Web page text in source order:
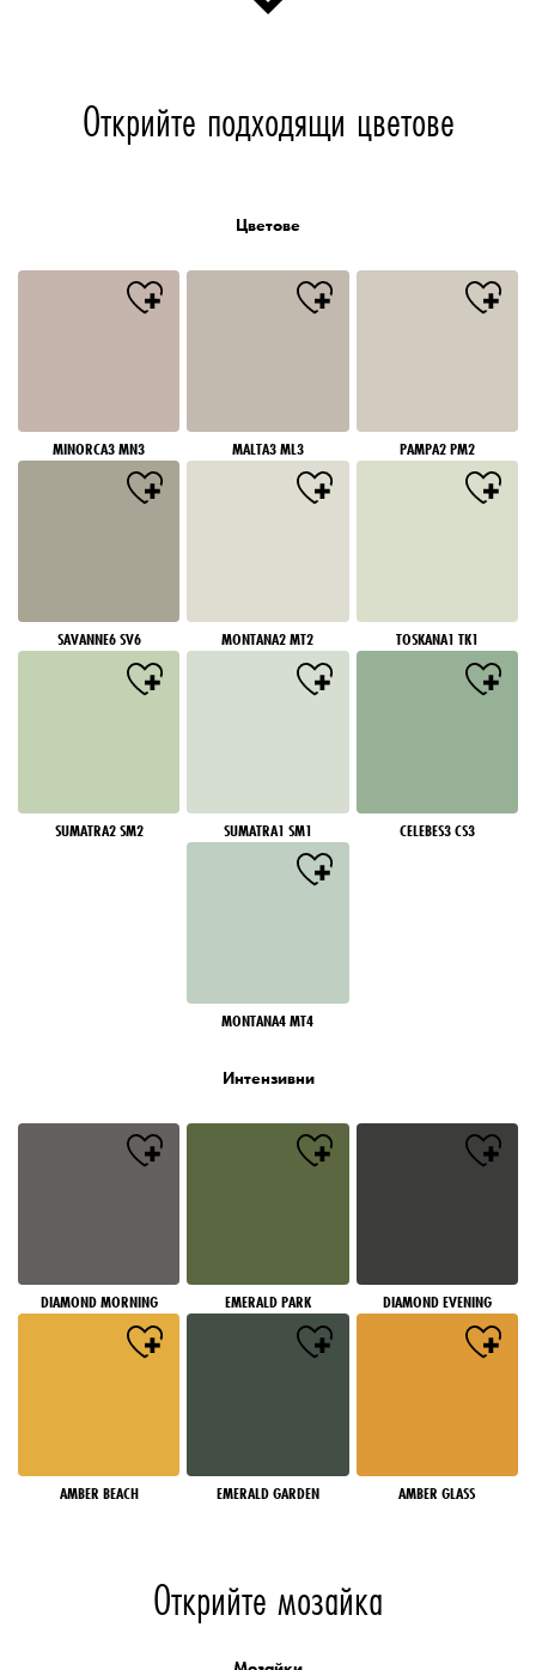
Открийте подходящи цветове
Цветове
MINORCA3 MN3 MALTA3 ML3 PAMPA2 PM2
SAVANNE6 SV6 MONTANA2 MT2 TOSKANA1 TK1
SUMATRA2 SM2 SUMATRA1 SM1 CELEBES3 CS3
MONTANA4 MT4
Интензивни
DIAMOND MORNING EMERALD PARK DIAMOND EVENING
AMBER BEACH EMERALD GARDEN AMBER GLASS
Открийте мозайка